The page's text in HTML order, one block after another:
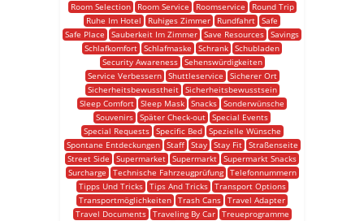
Room Selection
Room Service Roomservice
Round Trip
Ruhe Im Hotel
Ruhiges Zimmer Rundfahrt Safe
Safe Place
Sauberkeit Im Zimmer Save Resources Savings
Schlafkomfort Schlafmaske Schrank Schubladen
Security Awareness
Sehenswürdigkeiten
Service Verbessern
Shuttleservice
Sicherer Ort
Sicherheitsbewusstheit
Sicherheitsbewusstsein
Sleep Comfort Sleep Mask Snacks Sonderwünsche
Souvenirs Später Check-out Special Events
Special Requests
Specific Bed
Spezielle Wünsche
Spontane Entdeckungen
Staff Stay Stay Fit
Straßenseite
Street Side
Supermarket Supermarkt Supermarkt Snacks
Surcharge
Technische Fahrzeugprüfung
Telefonnummern
Tipps Und Tricks
Tips And Tricks
Transport Options
Transportmöglichkeiten Trash Cans Travel Adapter
Travel Documents
Traveling By Car
Treueprogramme